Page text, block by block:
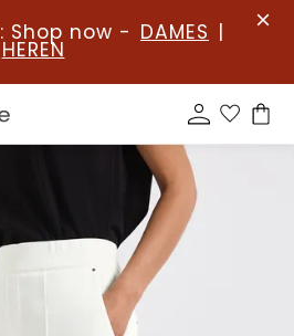
: Shop now - DAMES |
HEREN